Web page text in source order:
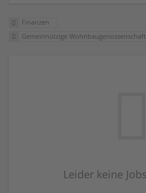
Finanzen
Gemeinnützige
Leider keine